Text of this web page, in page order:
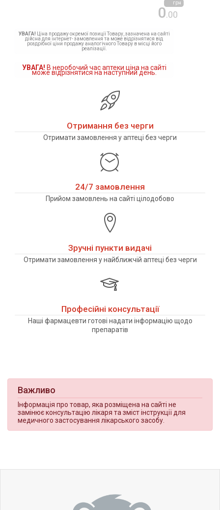
0.00
грн
УВАГА! Ціна продажу окремої позиції Товару, зазначена на сайті
дійсна для інтернет- замовлення та може відрізнятися від
роздрібної ціни продажу аналогічного Товару в місці його
реалізації.
УВАГА! В неробочий час аптеки ціна на сайті
може відрізнятися на наступний день.
Отримання без черги
Отримати замовлення у аптеці без черги
24/7 замовлення
Прийом замовлень на сайті цілодобово
Зручні пункти видачі
Отримати замовлення у найближчій аптеці без черги
Професійні консультації
Наші фармацевти готові надати інформацію щодо
препаратів
Важливо
Інформація про товар, яка розміщена на сайті не
замінює консультацію лікаря та зміст інструкції для
медичного застосування лікарського засобу.